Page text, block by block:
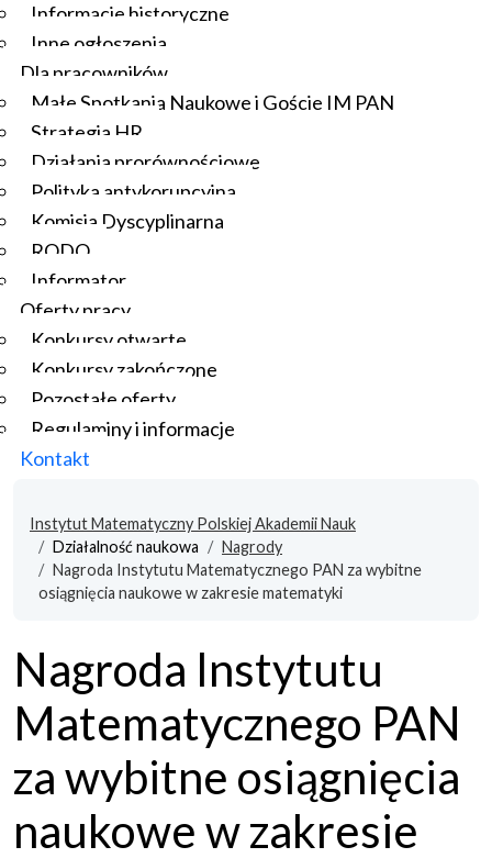
Informacje historyczne
Inne ogłoszenia
Dla pracowników
Małe Spotkania Naukowe i Goście IM PAN
Strategia HR
Działania prorównościowe
Polityka antykorupcyjna
Komisja Dyscyplinarna
RODO
Informator
Oferty pracy
Konkursy otwarte
Konkursy zakończone
Pozostałe oferty
Regulaminy i informacje
Kontakt
Instytut Matematyczny Polskiej Akademii Nauk
Działalność naukowa
Nagrody
Nagroda Instytutu Matematycznego PAN za wybitne
osiągnięcia naukowe w zakresie matematyki
Nagroda Instytutu
Matematycznego PAN
za wybitne osiągnięcia
naukowe w zakresie